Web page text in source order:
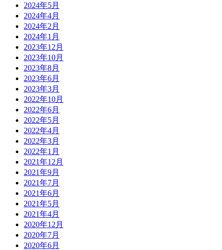
2024年5月
2024年4月
2024年2月
2024年1月
2023年12月
2023年10月
2023年8月
2023年6月
2023年3月
2022年10月
2022年6月
2022年5月
2022年4月
2022年3月
2022年1月
2021年12月
2021年9月
2021年7月
2021年6月
2021年5月
2021年4月
2020年12月
2020年7月
2020年6月